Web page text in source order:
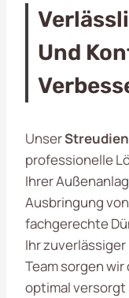
Und
Unser
professionelle
Ihrer
Ausbringung
fachgerechte
Ihr
Team sorgen
optimal versorgt